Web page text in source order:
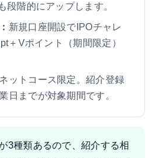
段階的にアップします。
新規口座開設でIPOチャレ
＋Vポイント（期間限定）
ットコース限定。紹介登録
日までが対象期間です。
3種類あるので、紹介する相